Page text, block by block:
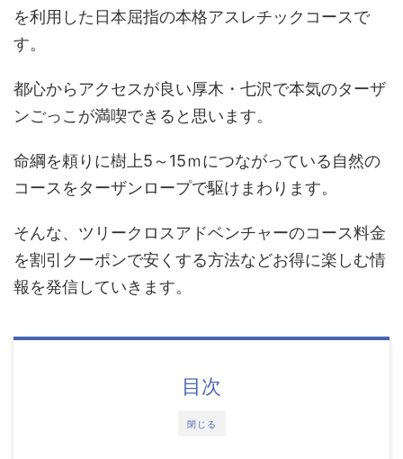
を利用した日本屈指の本格アスレチックコースで
す。
都心からアクセスが良い厚木・七沢で本気のターザ
ンごっこが満喫できると思います。
命綱を頼りに樹上5～ 15ｍにつながっている自然の
コースをターザンロープで駆けまわります。
そんな、 ツリークロスアドベンチャーのコース料金
を割引クーポンで安くする方法などお得に楽しむ情
報を発信していきます。
閉じる
目次